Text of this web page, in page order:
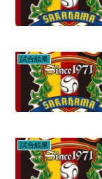
試合結果
試合結果